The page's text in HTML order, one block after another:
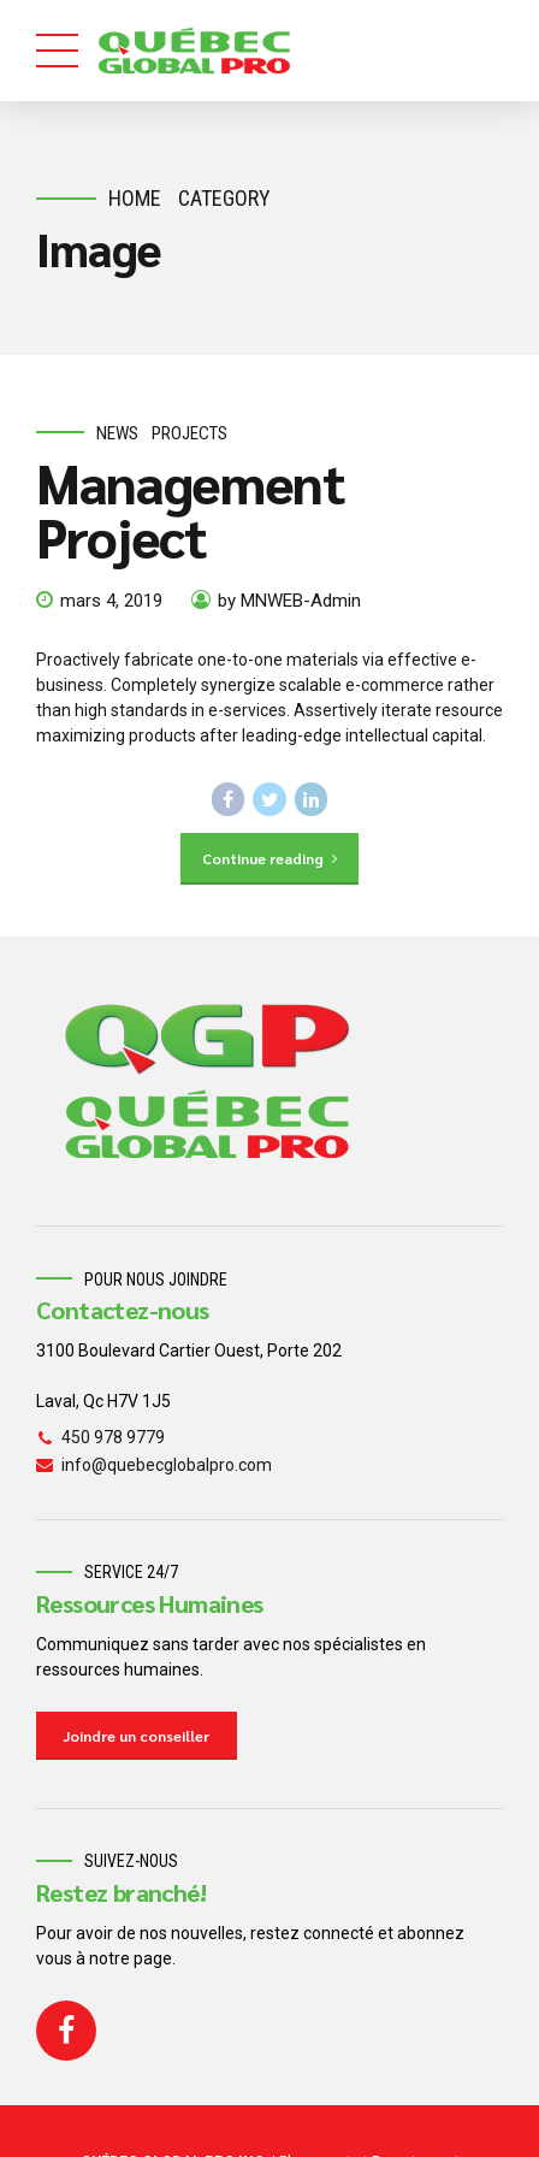
HOME CATEGORY
Image
NEWS PROJECTS
Management
Project
mars 4, 2019 by MNWEB-Admin
Proactively fabricate one-to-one materials via effective e-
business. Completely synergize scalable e-commerce rather
than high standards in e-services. Assertively iterate resource
maximizing products after leading-edge intellectual capital.
Continue reading
POUR NOUS JOINDRE
Contactez-nous
3100 Boulevard Cartier Ouest, Porte 202
Laval, Qc H7V 1J5
450 978 9779
info@quebecglobalpro.com
SERVICE 24/7
Ressources Humaines
Communiquez sans tarder avec nos spécialistes en
ressources humaines.
Joindre un conseiller
SUIVEZ-NOUS
Restez branché!
Pour avoir de nos nouvelles, restez connecté et abonnez
vous à notre page.